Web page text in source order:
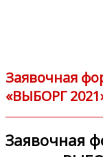
Заявочная
«ВЫБОРГ
Заявочная